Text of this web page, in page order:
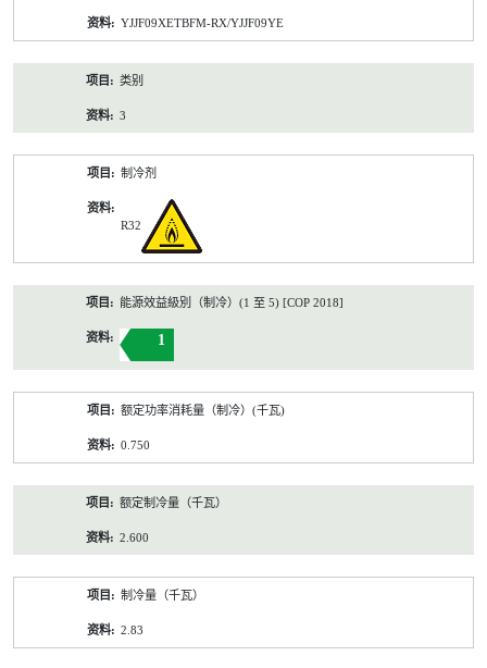
YJJF09XETBFM-RX/YJJF09YE
类别
3
制冷剂
R32
能源效益級別（制冷）(1 至 5) [COP 2018]
1
额定功率消耗量（制冷）(千瓦)
0.750
额定制冷量（千瓦）
2.600
制冷量（千瓦）
2.83